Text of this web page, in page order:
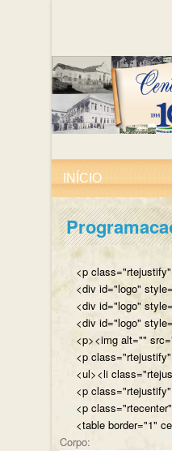
<p
<div id="logo"
<div id="logo"
<div id="logo"
<p><img alt=""
<p
<ul><li
<p
<p
<table border="1"
Corpo: